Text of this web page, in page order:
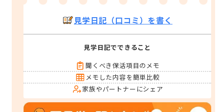
見学日記（口コミ）を書く
見学日記でできること
聞くべき保活項目のメモ
メモした内容を簡単比較
家族やパートナーにシェア